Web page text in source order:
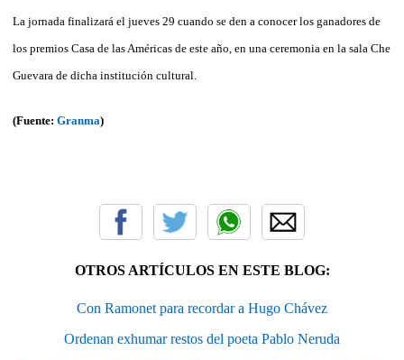
La jornada finalizará el jueves 29 cuando se den a conocer los ganadores de
los premios Casa de las Américas de este año, en una ceremonia en la sala Che
Guevara de dicha institución cultural.
(Fuente: Granma)
OTROS ARTÍCULOS EN ESTE BLOG:
Con Ramonet para recordar a Hugo Chávez
Ordenan exhumar restos del poeta Pablo Neruda